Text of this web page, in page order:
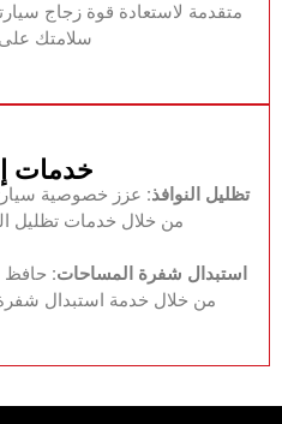
متقدمة لاستعادة قوة زجاج
سلامتك
خدمات
‏تظليل النوافذ: عزز خصوصية
من خلال خدمات تظليل
‏استبدال شفرة المساحات:‏‏ حافظ
من خلال خدمة استبدال